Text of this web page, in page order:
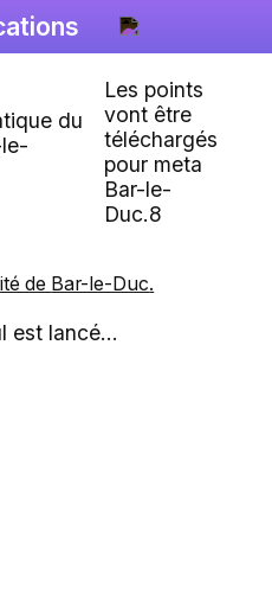
Les points
vont être
téléchargés
pour meta
Bar-le-
Duc.8
de Bar-le-Duc.
est lancé...